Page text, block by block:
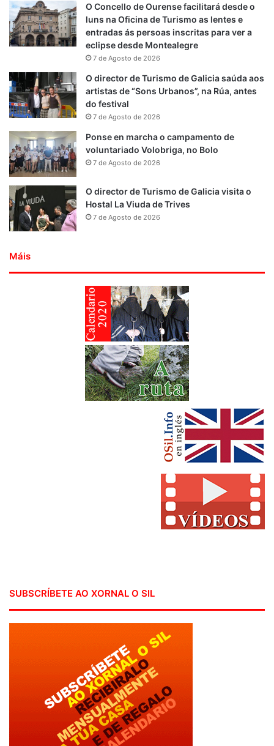
O Concello de Ourense facilitará desde o
luns na Oficina de Turismo as lentes e
entradas ás persoas inscritas para ver a
eclipse desde Montealegre
7 de Agosto de 2026
O director de Turismo de Galicia saúda aos
artistas de “Sons Urbanos”, na Rúa, antes
do festival
7 de Agosto de 2026
Ponse en marcha o campamento de
voluntariado Volobriga, no Bolo
7 de Agosto de 2026
O director de Turismo de Galicia visita o
Hostal La Viuda de Trives
7 de Agosto de 2026
Máis
SUBSCRÍBETE AO XORNAL O SIL